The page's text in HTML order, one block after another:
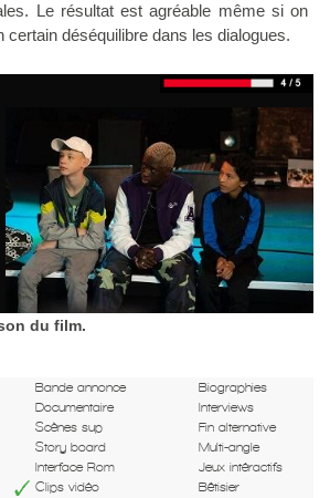
Le résultat est agréable même si on
certain déséquilibre dans les dialogues.
du film.
Bande annonce
Biographies
Documentaire
Interviews
Scènes sup
Fin alternative
Story board
Multi-angle
Interface Rom
Jeux intéractifs
Clips vidéo Bêtisier